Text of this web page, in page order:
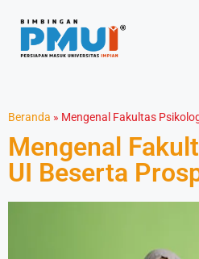
Beranda » Mengenal Fakultas
Mengenal
UI Beserta